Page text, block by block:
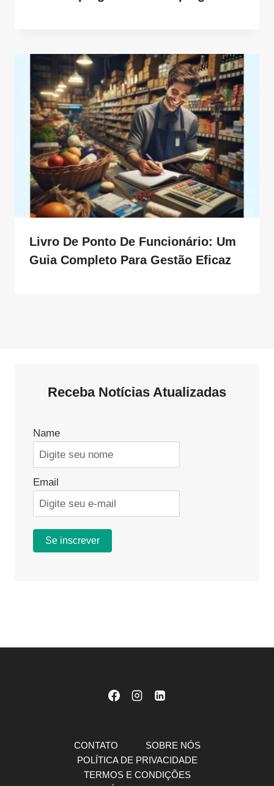
Livro De Ponto De Funcionário: Um
Guia Completo Para Gestão Eficaz
Receba Notícias Atualizadas
Name
Email
CONTATO
SOBRE NÓS
POLÍTICA DE PRIVACIDADE
TERMOS E CONDIÇÕES